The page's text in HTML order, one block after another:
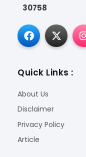
30758
Quick Links :
About Us
Disclaimer
Privacy Policy
Article